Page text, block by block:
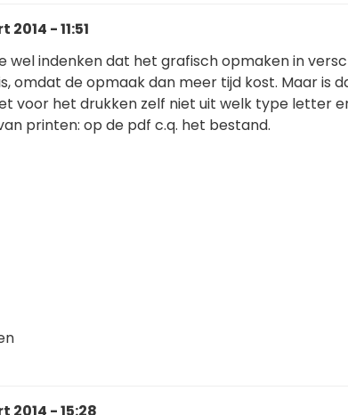
- 11:51
wel indenken dat het grafisch opmaken in
omdat de opmaak dan meer tijd kost. Maar is
voor het drukken zelf niet uit welk type letter
printen: op de pdf c.q. het bestand.